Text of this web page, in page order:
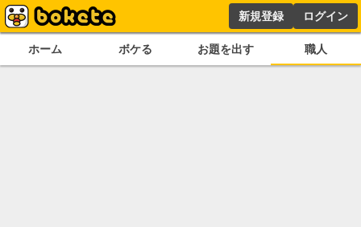
新規登録 ログイン
ホーム ボケる お題を出す 職人